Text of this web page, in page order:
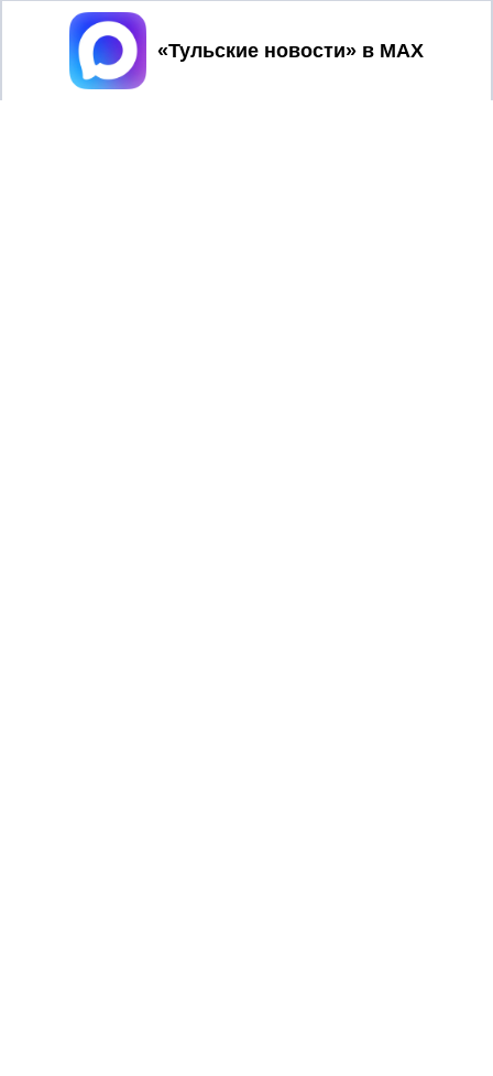
Принять